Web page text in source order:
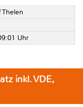
Thelen
Uhr
inkl. VDE,